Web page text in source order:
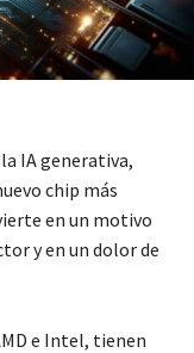
IA generativa,
chip más
en un motivo
y en un dolor de
e Intel, tienen